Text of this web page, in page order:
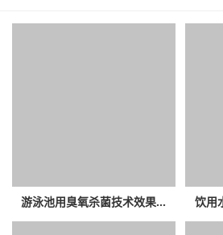
游泳池用臭氧杀菌技术效果... 饮用